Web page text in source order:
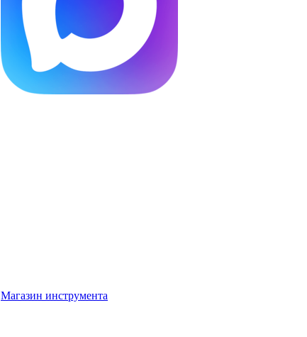
Магазин инструмента